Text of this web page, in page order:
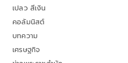
เปลว สีเงิน
คอลัมนิสต์
บทความ
เศรษฐกิจ